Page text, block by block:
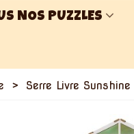
NOS PUZZLES
> Serre Livre Sunshine